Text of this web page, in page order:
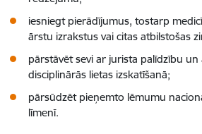
iesniegt pierādījumus, tostarp
ārstu izrakstus vai citas atbilstošas
pārstāvēt sevi ar jurista palīdzību un
disciplinārās lietas izskatīšanā;
pārsūdzēt pieņemto lēmumu
līmenī.